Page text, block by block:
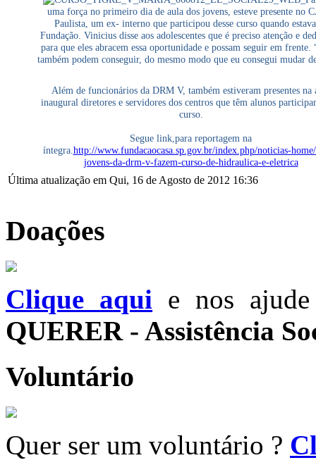
uma força no primeiro dia de aula dos jovens, esteve presente no
Paulista, um ex- interno que participou desse curso quando
Fundação. Vinicius disse aos adolescentes que é preciso atenção e
para que eles abracem essa oportunidade e possam seguir em frente.
também podem conseguir, do mesmo modo que eu consegui mudar
Além de funcionários da DRM V, também estiveram presentes na
inaugural diretores e servidores dos centros que têm alunos
curso.
Segue link,para reportagem na
íntegra.http://www.fundacaocasa.sp.gov.br/index.php/noticias-
jovens-da-drm-v-fazem-curso-de-hidraulica-e-eletrica
Última atualização em Qui, 16 de Agosto de 2012 16:36
Doações
Clique aqui e nos
QUERER - Assistência
Voluntário
Quer ser um voluntário ?